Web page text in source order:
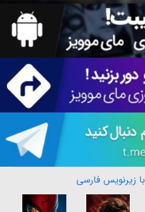
با زیرنویس فارسی